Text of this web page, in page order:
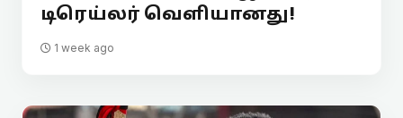
டிரெய்லர் வெளியானது!
1 week ago